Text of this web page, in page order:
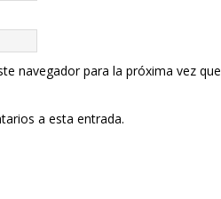
navegador para la próxima vez que
a esta entrada.